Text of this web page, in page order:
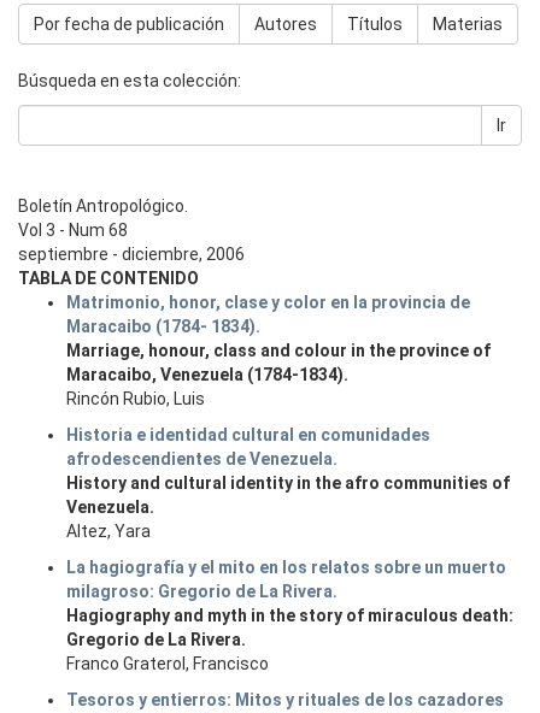
Por fecha de publicación Autores Títulos Materias
Búsqueda en esta colección:
Ir
Boletín Antropológico.
Vol 3 - Num 68
septiembre - diciembre, 2006
TABLA DE CONTENIDO
Matrimonio, honor, clase y color en la provincia de
Maracaibo (1784- 1834).
Marriage, honour, class and colour in the province of
Maracaibo, Venezuela (1784-1834).
Rincón Rubio, Luis
Historia e identidad cultural en comunidades
afrodescendientes de Venezuela.
History and cultural identity in the afro communities of
Venezuela.
Altez, Yara
La hagiografía y el mito en los relatos sobre un muerto
milagroso: Gregorio de La Rivera.
Hagiography and myth in the story of miraculous death:
Gregorio de La Rivera.
Franco Graterol, Francisco
Tesoros y entierros: Mitos y rituales de los cazadores